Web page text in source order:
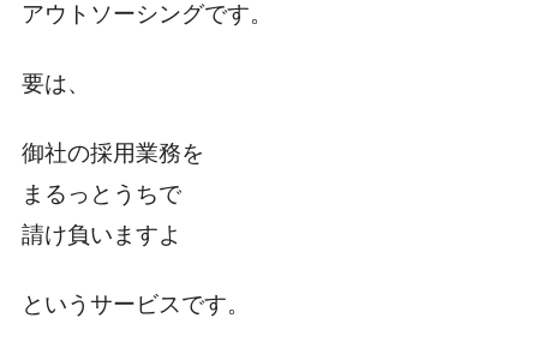
アウトソーシングです。
要は、
御社の採用業務を
まるっとうちで
請け負いますよ
というサービスです。